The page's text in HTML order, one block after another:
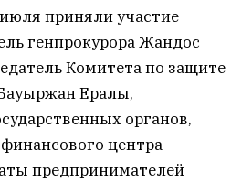
приняли участие
генпрокурора Жандос
Комитета по защите
Ералы,
органов,
центра
предпринимателей